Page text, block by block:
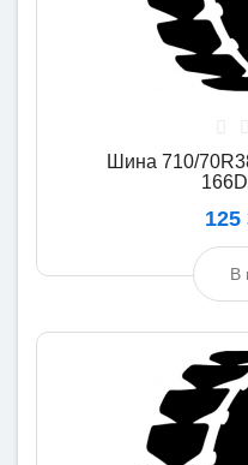
Шина 710/
125
В